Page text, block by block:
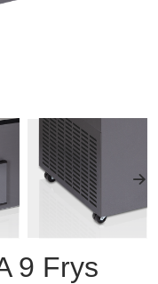
9 Frys